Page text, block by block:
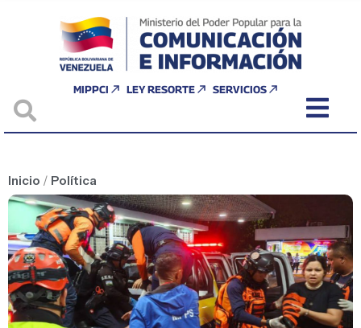
MIPPCI LEY RESORTE SERVICIOS
Inicio / Política